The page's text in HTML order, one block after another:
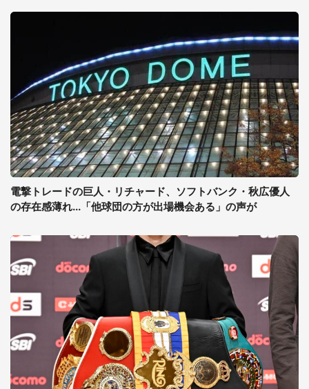
電撃トレードの巨人・リチャード、ソフトバンク・秋広優人
の存在感薄れ...「他球団の方が出場機会ある」の声が